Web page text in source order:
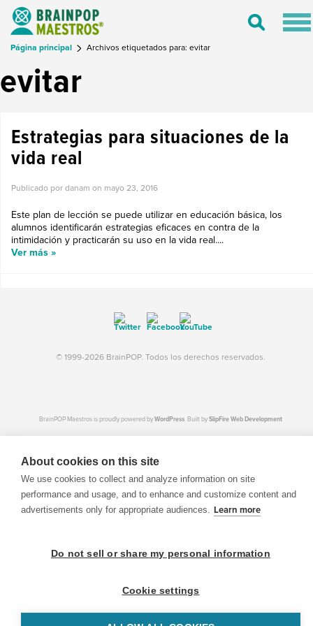
Toggle
Página principal Archivos etiquetados para: evitar
evitar
Estrategias para situaciones de la
vida real
Publicado por danam on mayo 23, 2016
Este plan de lección se puede utilizar en educación básica, los
alumnos identificarán estrategias eficaces en contra de la
intimidación y practicarán su uso en la vida real....
Ver más »
© 1999-2026 BrainPOP. Todos los derechos reservados.
BrainPOP Maestros is proudly powered byWordPress. Built bySlipFire Web Development
About cookies on this site
We use cookies to collect and analyze information on site
performance and usage, and to enhance and customize content and
advertisements only for appropriate audiences. Learn more
Do not sell or share my personal information
Cookie settings